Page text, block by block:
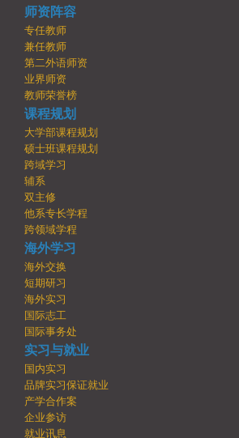
师资阵容
专任教师
兼任教师
第二外语师资
业界师资
教师荣誉榜
课程规划
大学部课程规划
硕士班课程规划
跨域学习
辅系
双主修
他系专长学程
跨领域学程
海外学习
海外交换
短期研习
海外实习
国际志工
国际事务处
实习与就业
国内实习
品牌实习保证就业
产学合作案
企业参访
就业讯息